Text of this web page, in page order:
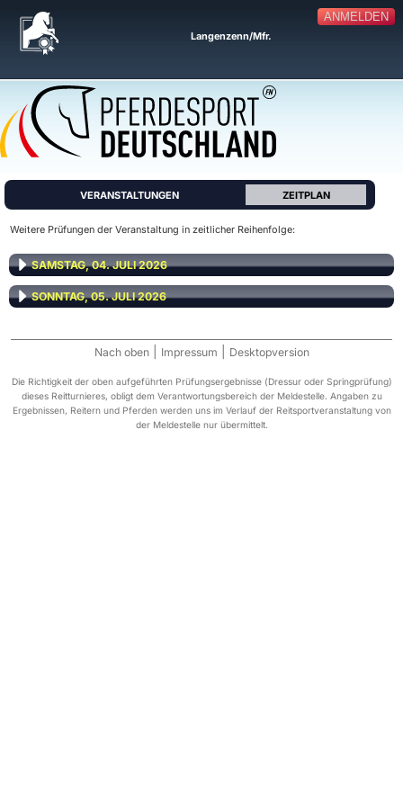
ANMELDEN
Langenzenn/Mfr.
VERANSTALTUNGEN ZEITPLAN
Weitere Prüfungen der Veranstaltung in zeitlicher Reihenfolge:
SAMSTAG, 04. JULI 2026
SONNTAG, 05. JULI 2026
Nach oben Impressum Desktopversion
Die Richtigkeit der oben aufgeführten Prüfungsergebnisse (Dressur oder Springprüfung)
dieses Reitturnieres, obligt dem Verantwortungsbereich der Meldestelle. Angaben zu
Ergebnissen, Reitern und Pferden werden uns im Verlauf der Reitsportveranstaltung von
der Meldestelle nur übermittelt.